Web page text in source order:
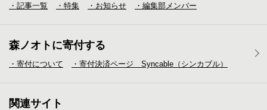
・記事一覧 ・特集 ・お知らせ ・編集部メンバー
森ノオトに寄付する
・寄付について ・寄付決済ページ Syncable（シンカブル）
関連サイト